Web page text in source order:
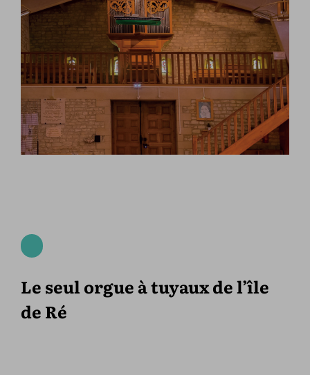
Le seul orgue à tuyaux de l’île
de Ré